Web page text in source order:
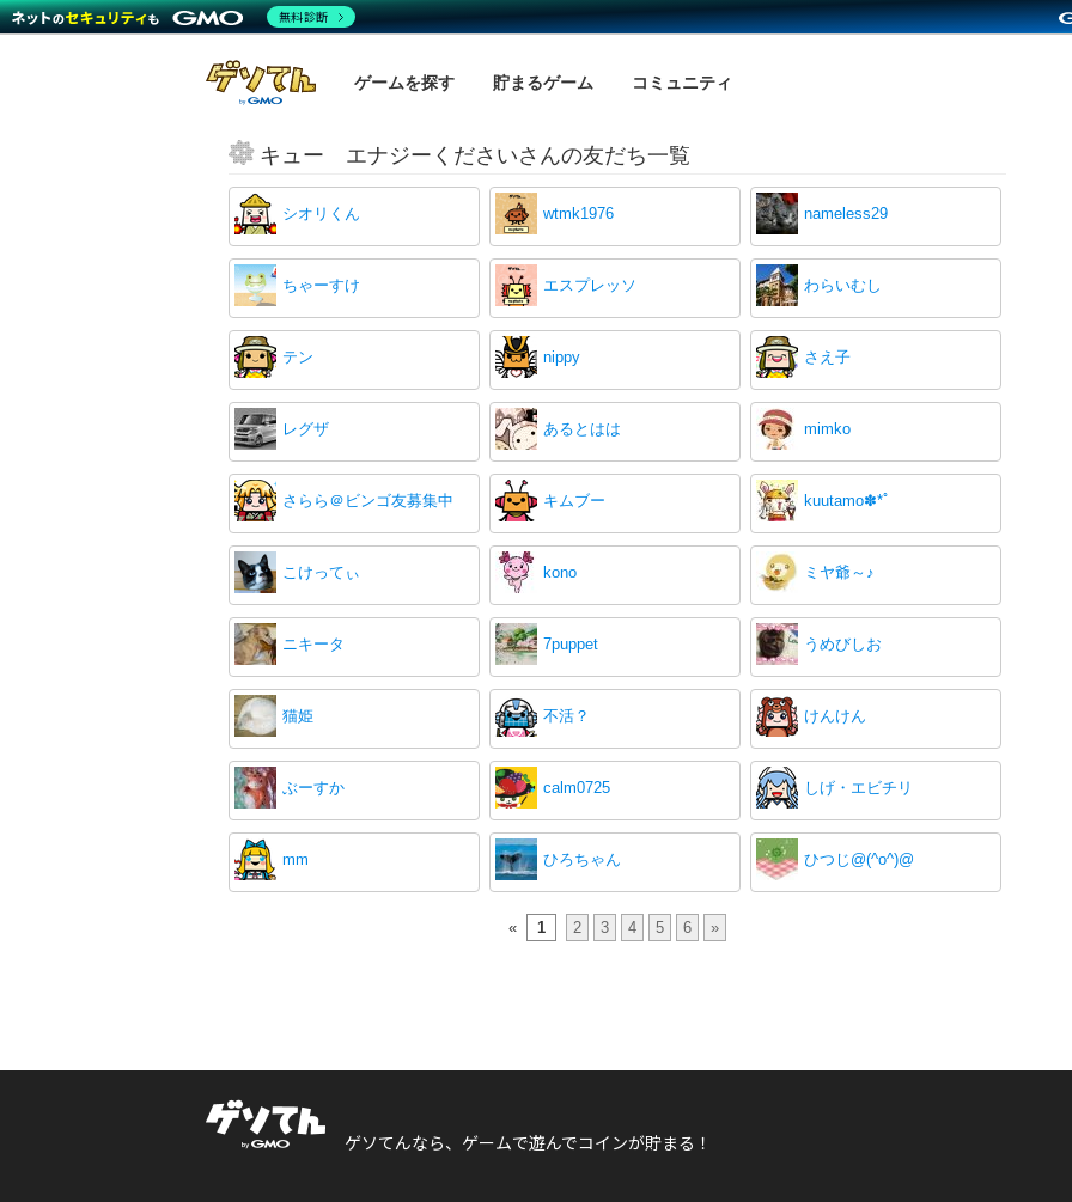
ゲームを探す 貯まるゲーム コミュニティ
キュー エナジーくださいさんの友だち一覧
シオリくん wtmk1976 nameless29
ちゃーすけ エスプレッソ わらいむし
テン nippy さえ子
レグザ あるとはは mimko
さらら＠ビンゴ友募集中 キムブー kuutamo✽‪*ﾟ
こけってぃ kono ミヤ爺～♪
ニキータ 7puppet うめびしお
猫姫 不活？ けんけん
ぶーすか calm0725 しげ・エビチリ
mm ひろちゃん ひつじ@(^o^)@
« 1 2 3 4 5 6 »
ゲソてんなら、ゲームで遊んでコインが貯まる！
無料診断